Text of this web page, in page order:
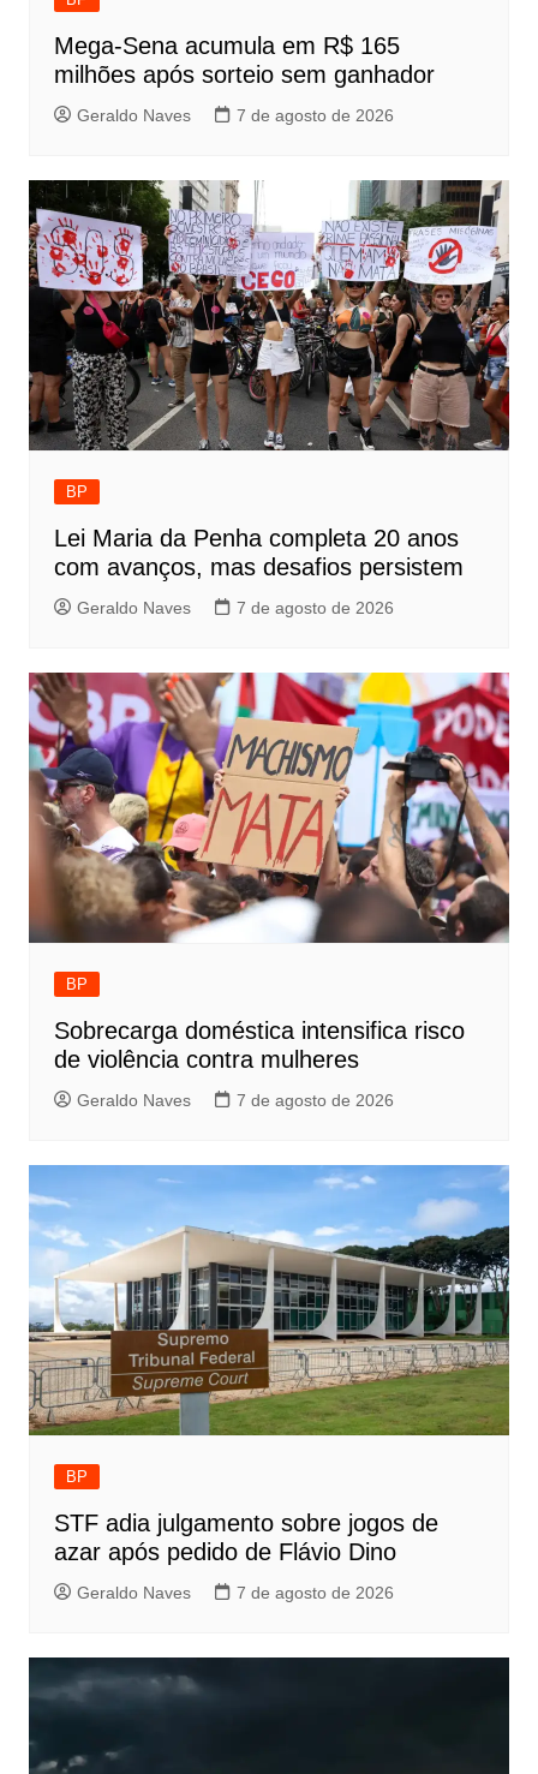
Mega-Sena acumula em R$ 165
milhões após sorteio sem ganhador
Geraldo Naves 7 de agosto de 2026
BP
Lei Maria da Penha completa 20 anos
com avanços, mas desafios persistem
Geraldo Naves 7 de agosto de 2026
BP
Sobrecarga doméstica intensifica risco
de violência contra mulheres
Geraldo Naves 7 de agosto de 2026
BP
STF adia julgamento sobre jogos de
azar após pedido de Flávio Dino
Geraldo Naves 7 de agosto de 2026